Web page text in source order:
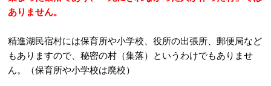
ありません。
精進湖民宿村には保育所や小学校、役所の出張所、郵便局など
もありますので、秘密の村（集落）というわけでもありませ
ん。（保育所や小学校は廃校）